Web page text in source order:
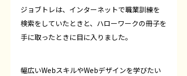
ジョブトレは、インターネットで職業訓練を
検索をしていたときと、ハローワークの冊子を
手に取ったときに目に入りました。
幅広いWebスキルやWebデザインを学びたい